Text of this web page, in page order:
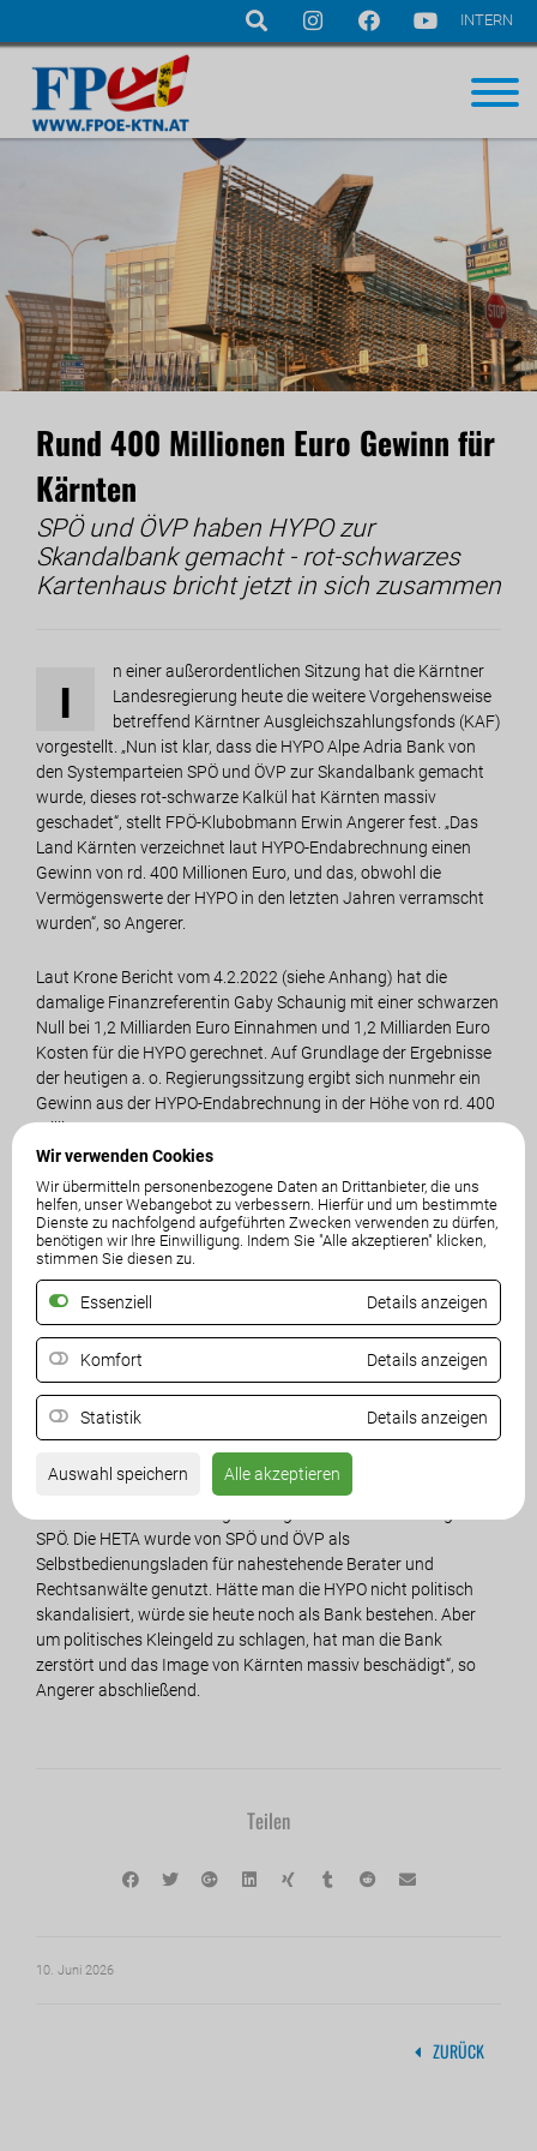
Navigation
Wir verwenden Cookies
Wir übermitteln personenbezogene Daten an Drittanbieter, die uns
helfen, unser Webangebot zu verbessern. Hierfür und um bestimmte
Dienste zu nachfolgend aufgeführten Zwecken verwenden zu dürfen,
benötigen wir Ihre Einwilligung. Indem Sie "Alle akzeptieren" klicken,
stimmen Sie diesen zu.
Essenziell Details anzeigen
Komfort Details anzeigen
Statistik Details anzeigen
Auswahl speichern Alle akzeptieren
INTERN
Rund 400 Millionen Euro Gewinn für
Kärnten
SPÖ und ÖVP haben HYPO zur
Skandalbank gemacht - rot-schwarzes
Kartenhaus bricht jetzt in sich zusammen
I
n einer außerordentlichen Sitzung hat die Kärntner
Landesregierung heute die weitere Vorgehensweise
betreffend Kärntner Ausgleichszahlungsfonds (KAF)
vorgestellt. „Nun ist klar, dass die HYPO Alpe Adria Bank von
den Systemparteien SPÖ und ÖVP zur Skandalbank gemacht
wurde, dieses rot-schwarze Kalkül hat Kärnten massiv
geschadet“, stellt FPÖ-Klubobmann Erwin Angerer fest. „Das
Land Kärnten verzeichnet laut HYPO-Endabrechnung einen
Gewinn von rd. 400 Millionen Euro, und das, obwohl die
Vermögenswerte der HYPO in den letzten Jahren verramscht
wurden“, so Angerer.
Laut Krone Bericht vom 4.2.2022 (siehe Anhang) hat die
damalige Finanzreferentin Gaby Schaunig mit einer schwarzen
Null bei 1,2 Milliarden Euro Einnahmen und 1,2 Milliarden Euro
Kosten für die HYPO gerechnet. Auf Grundlage der Ergebnisse
der heutigen a. o. Regierungssitzung ergibt sich nunmehr ein
Gewinn aus der HYPO-Endabrechnung in der Höhe von rd. 400
Millionen Euro.
2022 wurden im KAF rd. 100 Millionen (erwartbare Quote lt.
Krone Bericht) verzeichnet. Nachdem der KAF laut
Landesregierung nunmehr an den Bund übertragen wird,
gehen zumindest 500 Millionen Euro an das Land Kärnten, also
400 Millionen mehr als 2022 angenommen. Die rd. 500
Millionen Euro setzen sich zusammen aus dem derzeitigen
Eigenkapital des KAF, Zinsersparnis für die geplante Tilgung
von Landesschulden in Höhe von 10 bis 12 Millionen Euro pro
Jahr sowie eine Kostenersparnis von rd. 2 Millionen Euro auf
Ebene des KAF für das Land Kärnten.
„Dieses Ergebnis ist aber keine Jubelmeldung von SPÖ-
Finanzreferentin Gaby Schaunig, sondern reines Marketing
SPÖ. Die HETA wurde von SPÖ und ÖVP als
Selbstbedienungsladen für nahestehende Berater und
Rechtsanwälte genutzt. Hätte man die HYPO nicht politisch
skandalisiert, würde sie heute noch als Bank bestehen. Aber
um politisches Kleingeld zu schlagen, hat man die Bank
zerstört und das Image von Kärnten massiv beschädigt“, so
Angerer abschließend.
Teilen
10. Juni 2026
ZURÜCK